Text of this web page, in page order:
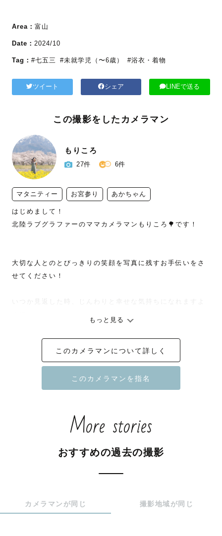
Area： 富山
Date： 2024/10
Tag： #七五三 #未就学児（〜6歳） #浴衣・着物
ツイート シェア LINEで送る
この撮影をしたカメラマン
もりころ
27件 6件
マタニティー お宮参り あかちゃん
はじめまして！
北陸ラブグラファーのママカメラマンもりころ🌳です！
大切な人とのとびっきりの笑顔を写真に残すお手伝いをさ
せてください！
いつか見返した時、じんわりと幸せな気持ちになれますよ
📸撮影について
赤ちゃん、お子様、ファミリー撮影が得意です。
大好きな人との‪ ”‬かわいい︎︎‪”‬ 写真をお撮りします！
マタニティやカップル、フレンド撮影ももちろん可能で
いつもの「私たち」を残せるように、お話をしながらゆっ
くり楽しく撮影をしていきます。
気がつけば楽しんでいる自分がそこにいます！
🗓撮影可能日
もっと見る
このカメラマンについて詳しく
More stories
おすすめの過去の撮影
カメラマンが同じ 撮影地域が同じ